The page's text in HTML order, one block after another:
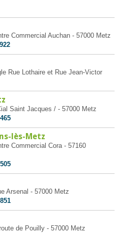
Commercial Auchan - 57000 Metz
Rue Lothaire et Rue Jean-Victor
Saint Jacques / - 57000 Metz
lès-Metz
Commercial Cora - 57160
Arsenal - 57000 Metz
de Pouilly - 57000 Metz